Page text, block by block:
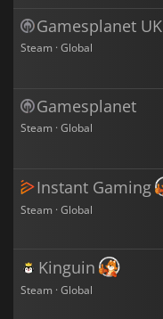
Gamesplanet UK
Steam · Global
Gamesplanet
Steam · Global
Instant Gaming
Steam · Global
Kinguin
Steam · Global